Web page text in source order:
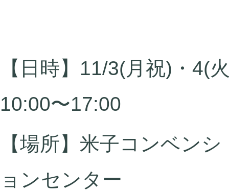
【日時】11/3(月祝)・4(
10:00〜17:00
【場所】 米子コンベンシ
ョンセンター